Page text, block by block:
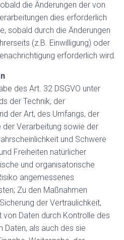
die Änderungen der von
dies erforderlich
sobald durch die Änderungen
(z.B. Einwilligung) oder
erforderlich wird.
des Art. 32 DSGVO unter
der Technik, der
der Art, des Umfangs, der
Verarbeitung sowie der
und Schwere
Freiheiten natürlicher
und organisatorische
angemessenes
Zu den Maßnahmen
der Vertraulichkeit,
Daten durch Kontrolle des
Daten, als auch des sie